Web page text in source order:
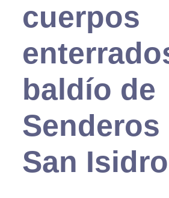
cuerpos
baldío de
Senderos
San Isidro